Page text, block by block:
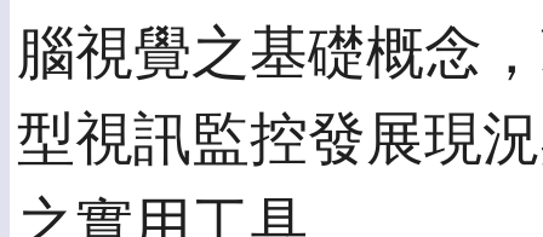
腦視覺之基礎概念
型視訊監控發展現